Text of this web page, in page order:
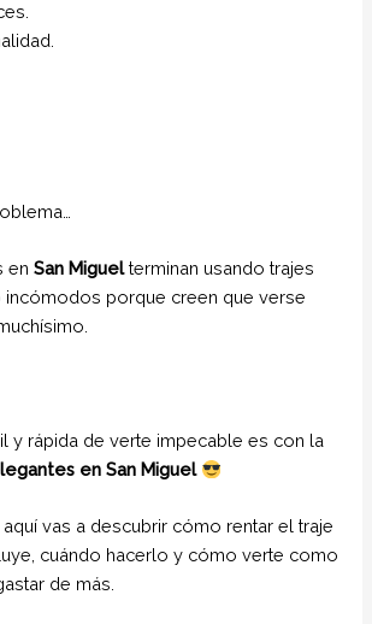
enSan Miguelterminan usando trajes
incómodos porque creen que verse
y rápida de verte impecable es con la
en San Miguel
vas a descubrir cómo rentar el traje
cuándo hacerlo y cómo verte como
de más.